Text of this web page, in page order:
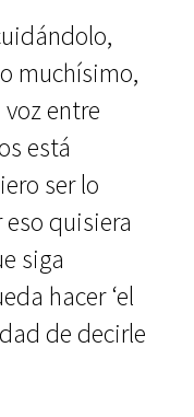
muchísimo,
entre
está
ser lo
quisiera
siga
hacer ‘el
de decirle